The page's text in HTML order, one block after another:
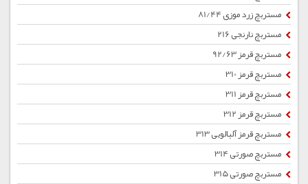
مستربچ زرد موزی 81/44
مستربچ نارنجی 216
مستربچ قرمز 92/63
مستربچ قرمز 310
مستربچ قرمز 311
مستربچ قرمز 312
مستربچ قرمز آلبالویی 313
مستربچ صورتی 314
مستربچ صورتی 315